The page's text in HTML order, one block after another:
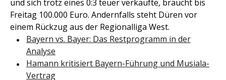
und sich trotz eines 0:3 teuer verkaufte, braucht bis
Freitag 100.000 Euro. Andernfalls steht Düren vor
einem Rückzug aus der Regionalliga West.
Bayern vs. Bayer: Das Restprogramm in der
Analyse
Hamann kritisiert Bayern-Führung und Musiala-
Vertrag